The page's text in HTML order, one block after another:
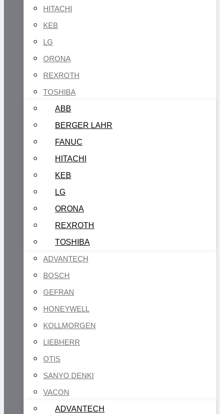
HITACHI
KEB
LG
ORONA
REXROTH
TOSHIBA
ABB
BERGER LAHR
FANUC
HITACHI
KEB
LG
ORONA
REXROTH
TOSHIBA
ADVANTECH
BOSCH
GEFRAN
HONEYWELL
KOLLMORGEN
LIEBHERR
OTIS
SANYO DENKI
VACON
ADVANTECH